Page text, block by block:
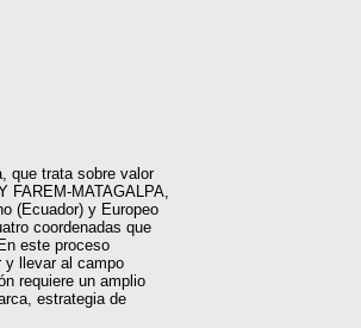
que trata sobre valor
FAREM-MATAGALPA,
(Ecuador) y Europeo
coordenadas que
este proceso
y llevar al campo
requiere un amplio
estrategia de